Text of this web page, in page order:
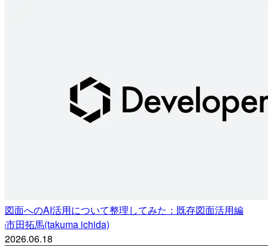
図面へのAI活用について整理してみた：既存図面活用編
i市田拓馬(takuma ichida)
2026.06.18